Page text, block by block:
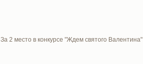
За 2 место в конкурсе "Ждем святого Валентина"